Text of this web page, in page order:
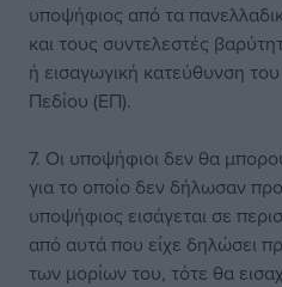
υποψήφιος από τα
και τους συντελεστές
ή εισαγωγική κατεύθυνση του
Πεδίου (ΕΠ).
7. Οι υποψήφιοι δεν θα
για το οποίο δεν δήλωσαν
υποψήφιος εισάγεται σε
από αυτά που είχε δηλώσει
των μορίων του, τότε θα